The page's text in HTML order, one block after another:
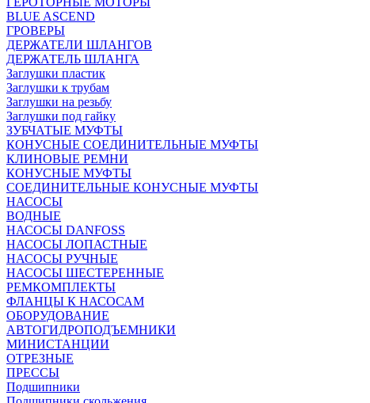
BLUE ASCEND
ГРОВЕРЫ
ДЕРЖАТЕЛИ ШЛАНГОВ
ДЕРЖАТЕЛЬ ШЛАНГА
Заглушки пластик
Заглушки к трубам
Заглушки на резьбу
Заглушки под гайку
ЗУБЧАТЫЕ МУФТЫ
КОНУСНЫЕ СОЕДИНИТЕЛЬНЫЕ МУФТЫ
КЛИНОВЫЕ РЕМНИ
КОНУСНЫЕ МУФТЫ
СОЕДИНИТЕЛЬНЫЕ КОНУСНЫЕ МУФТЫ
НАСОСЫ
ВОДНЫЕ
НАСОСЫ DANFOSS
НАСОСЫ ЛОПАСТНЫЕ
НАСОСЫ РУЧНЫЕ
НАСОСЫ ШЕСТЕРЕННЫЕ
РЕМКОМПЛЕКТЫ
ФЛАНЦЫ К НАСОСАМ
ОБОРУДОВАНИЕ
АВТОГИДРОПОДЪЕМНИКИ
МИНИСТАНЦИИ
ОТРЕЗНЫЕ
ПРЕССЫ
Подшипники